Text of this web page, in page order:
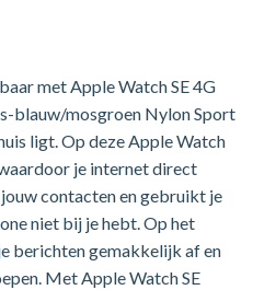
met Apple Watch SE 4G
blauw/mosgroen Nylon Sport
ligt. Op deze Apple Watch
je internet direct
contacten en gebruikt je
niet bij je hebt. Op het
berichten gemakkelijk af en
Met Apple Watch SE